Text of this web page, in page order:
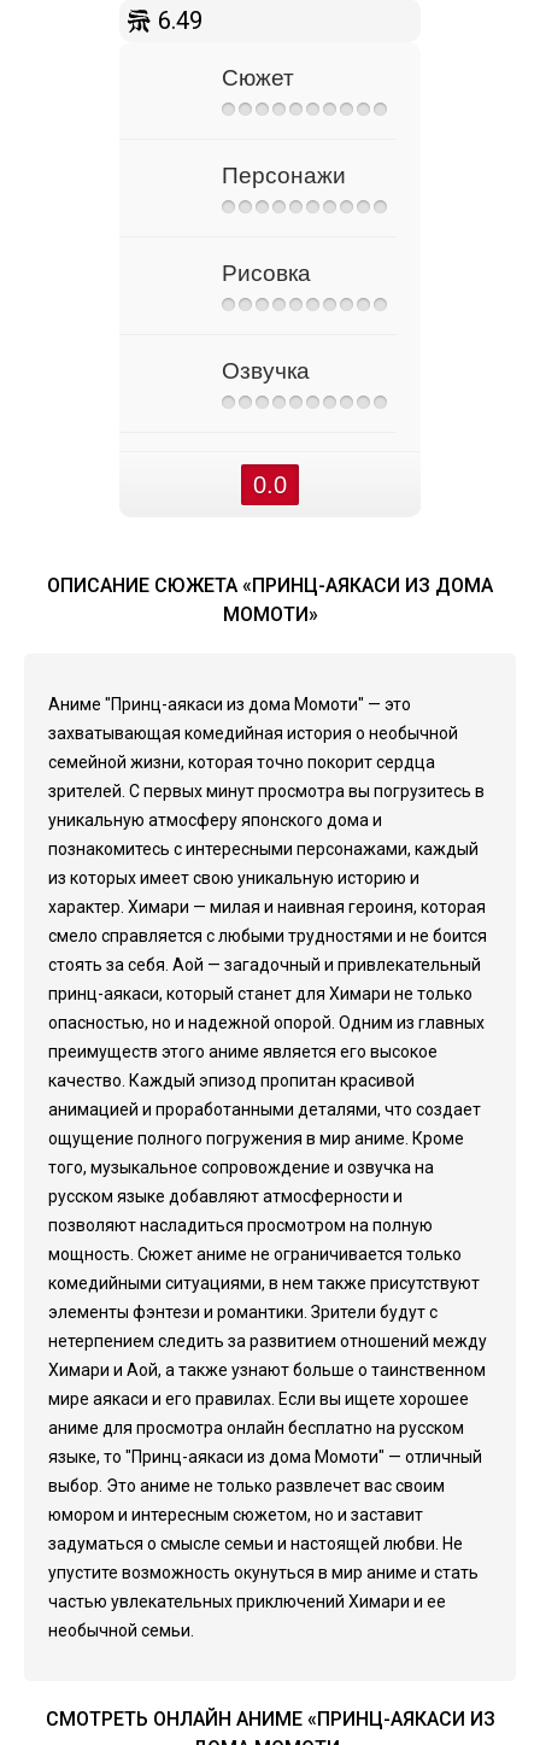
6.49
Сюжет
Персонажи
Рисовка
Озвучка
0.0
ОПИСАНИЕ СЮЖЕТА «ПРИНЦ-АЯКАСИ ИЗ ДОМА
МОМОТИ»
Аниме "Принц-аякаси из дома Момоти" — это
захватывающая комедийная история о необычной
семейной жизни, которая точно покорит сердца
зрителей. С первых минут просмотра вы погрузитесь в
уникальную атмосферу японского дома и
познакомитесь с интересными персонажами, каждый
из которых имеет свою уникальную историю и
характер. Химари — милая и наивная героиня, которая
смело справляется с любыми трудностями и не боится
стоять за себя. Аой — загадочный и привлекательный
принц-аякаси, который станет для Химари не только
опасностью, но и надежной опорой. Одним из главных
преимуществ этого аниме является его высокое
качество. Каждый эпизод пропитан красивой
анимацией и проработанными деталями, что создает
ощущение полного погружения в мир аниме. Кроме
того, музыкальное сопровождение и озвучка на
русском языке добавляют атмосферности и
позволяют насладиться просмотром на полную
мощность. Сюжет аниме не ограничивается только
комедийными ситуациями, в нем также присутствуют
элементы фэнтези и романтики. Зрители будут с
нетерпением следить за развитием отношений между
Химари и Аой, а также узнают больше о таинственном
мире аякаси и его правилах. Если вы ищете хорошее
аниме для просмотра онлайн бесплатно на русском
языке, то "Принц-аякаси из дома Момоти" — отличный
выбор. Это аниме не только развлечет вас своим
юмором и интересным сюжетом, но и заставит
задуматься о смысле семьи и настоящей любви. Не
упустите возможность окунуться в мир аниме и стать
частью увлекательных приключений Химари и ее
необычной семьи.
СМОТРЕТЬ ОНЛАЙН АНИМЕ «ПРИНЦ-АЯКАСИ ИЗ